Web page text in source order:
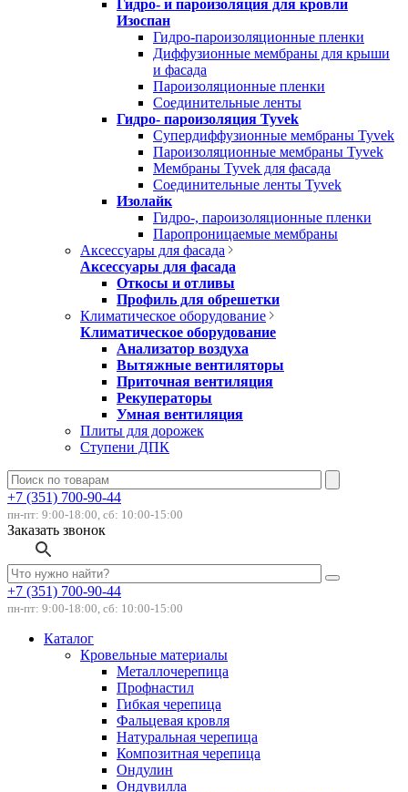
Гидро- и пароизоляция для кровли
Изоспан
Гидро-пароизоляционные пленки
Диффузионные мембраны для крыши
и фасада
Пароизоляционные пленки
Соединительные ленты
Гидро- пароизоляция Tyvek
Супердиффузионные мембраны Tyvek
Пароизоляционные мембраны Tyvek
Мембраны Tyvek для фасада
Соединительные ленты Tyvek
Изолайк
Гидро-, пароизоляционные пленки
Паропроницаемые мембраны
Аксессуары для фасада
Аксессуары для фасада
Откосы и отливы
Профиль для обрешетки
Климатическое оборудование
Климатическое оборудование
Анализатор воздуха
Вытяжные вентиляторы
Приточная вентиляция
Рекуператоры
Умная вентиляция
Плиты для дорожек
Ступени ДПК
+7 (351) 700-90-44
пн-пт: 9:00-18:00, сб: 10:00-15:00
Заказать звонок
+7 (351) 700-90-44
пн-пт: 9:00-18:00, сб: 10:00-15:00
Каталог
Кровельные материалы
Металлочерепица
Профнастил
Гибкая черепица
Фальцевая кровля
Натуральная черепица
Композитная черепица
Ондулин
Ондувилла